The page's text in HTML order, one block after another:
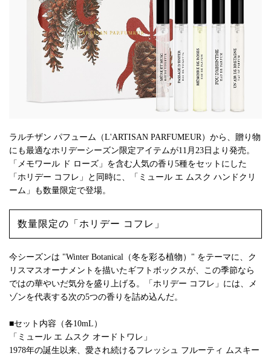
ラルチザン パフューム（L'ARTISAN PARFUMEUR）から、贈り物
にも最適なホリデーシーズン限定アイテムが11月23日より発売。
「メモワール ド ローズ」を含む人気の香り5種をセットにした
「ホリデー コフレ」と同時に、「ミュール エ ムスク ハンドクリ
ーム」も数量限定で登場。
数量限定の「ホリデー コフレ」
今シーズンは "Winter Botanical（冬を彩る植物）" をテーマに、ク
リスマスオーナメントを描いたギフトボックスが、この季節なら
ではの華やいだ気分を盛り上げる。「ホリデー コフレ」には、メ
ゾンを代表する次の5つの香りを詰め込んだ。
■セット内容（各10mL）
「ミュール エ ムスク オードトワレ」
1978年の誕生以来、愛され続けるフレッシュ フルーティ ムスキー